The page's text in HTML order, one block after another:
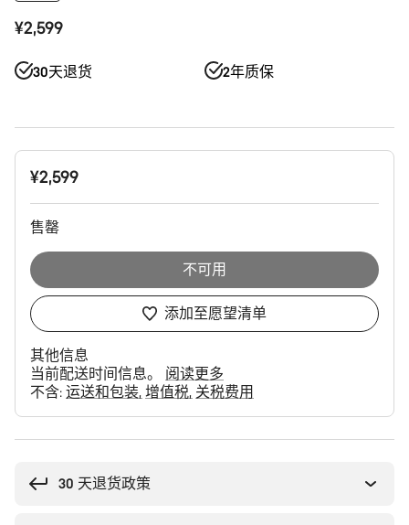
¥2,599
30天退货 2年质保
产
¥2,599
售罄
不可用
添加至愿望清单
其他信息
当前配送时间信息。 阅读更多
不含: 运送和包装 增值税 关税费用
30 天退货政策